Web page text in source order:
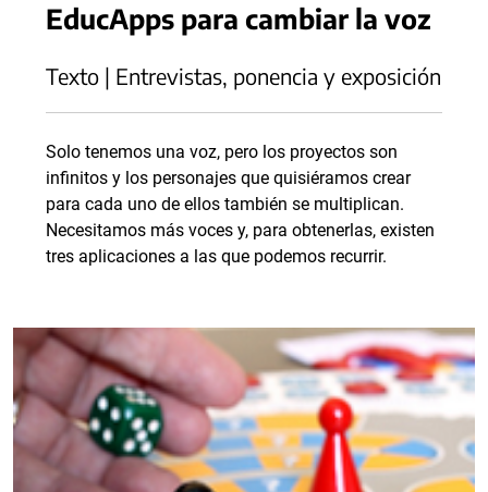
EducApps para cambiar la voz
Texto | Entrevistas, ponencia y exposición
Solo tenemos una voz, pero los proyectos son
infinitos y los personajes que quisiéramos crear
para cada uno de ellos también se multiplican.
Necesitamos más voces y, para obtenerlas, existen
tres aplicaciones a las que podemos recurrir.